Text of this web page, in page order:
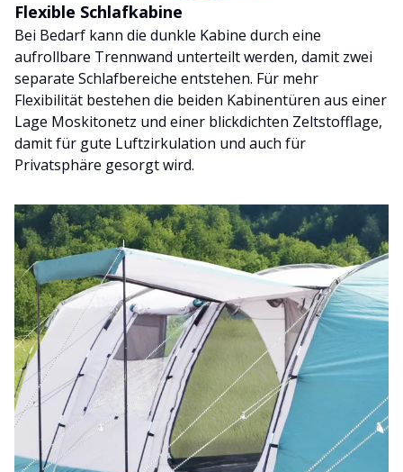
Flexible Schlafkabine
Bei Bedarf kann die dunkle Kabine durch eine
aufrollbare Trennwand unterteilt werden, damit zwei
separate Schlafbereiche entstehen. Für mehr
Flexibilität bestehen die beiden Kabinentüren aus einer
Lage Moskitonetz und einer blickdichten Zeltstofflage,
damit für gute Luftzirkulation und auch für
Privatsphäre gesorgt wird.